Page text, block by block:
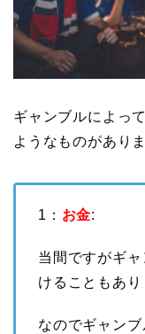
ギャンブルによっ
ようなものがあり
1： お金:
当間ですがギ
けることもあり
なのでギャン